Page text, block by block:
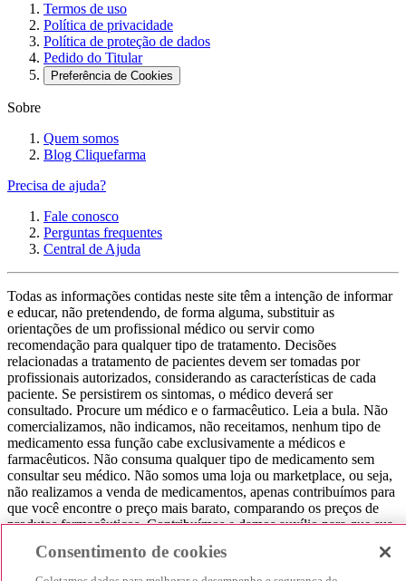
Termos de uso
Política de privacidade
Política de proteção de dados
Pedido do Titular
Preferência de Cookies
Sobre
Quem somos
Blog Cliquefarma
Precisa de ajuda?
Fale conosco
Perguntas frequentes
Central de Ajuda
Todas as informações contidas neste site têm a intenção de informar
e educar, não pretendendo, de forma alguma, substituir as
orientações de um profissional médico ou servir como
recomendação para qualquer tipo de tratamento. Decisões
relacionadas a tratamento de pacientes devem ser tomadas por
profissionais autorizados, considerando as características de cada
paciente. Se persistirem os sintomas, o médico deverá ser
consultado. Procure um médico e o farmacêutico. Leia a bula. Não
comercializamos, não indicamos, não receitamos, nenhum tipo de
medicamento essa função cabe exclusivamente a médicos e
farmacêuticos. Não consuma qualquer tipo de medicamento sem
consultar seu médico. Não somos uma loja ou marketplace, ou seja,
não realizamos a venda de medicamentos, apenas contribuímos para
que você encontre o preço mais barato, comparando os preços de
produtos farmacêuticos. Contribuímos e damos auxílio para que sua
acontece nos sites das nossas lojas parceiras.
Consentimento de cookies